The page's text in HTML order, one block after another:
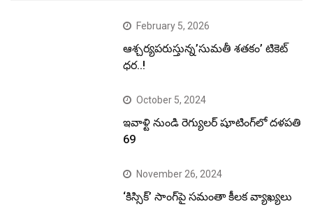
February 5, 2026
ఆశ్చర్యపరుస్తున్న’సుమతీ శతకం’ టికెట్
ధర..!
October 5, 2024
ఇవాళ్టి నుండి రెగ్యులర్ షూటింగ్‌లో దళపతి
69
November 26, 2024
‘కిస్సిక్’ సాంగ్‌పై సమంతా కీలక వ్యాఖ్యలు